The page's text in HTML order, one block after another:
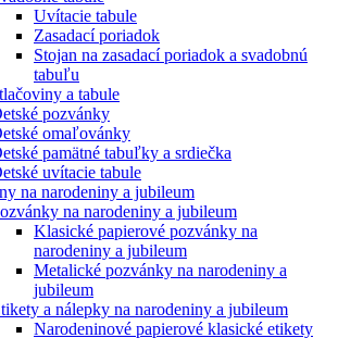
Uvítacie tabule
Zasadací poriadok
Stojan na zasadací poriadok a svadobnú
tabuľu
a tabule
pozvánky
omaľovánky
pamätné tabuľky a srdiečka
uvítacie tabule
na narodeniny a jubileum
na narodeniny a jubileum
Klasické papierové pozvánky na
narodeniny a jubileum
Metalické pozvánky na narodeniny a
jubileum
a nálepky na narodeniny a jubileum
Narodeninové papierové klasické etikety